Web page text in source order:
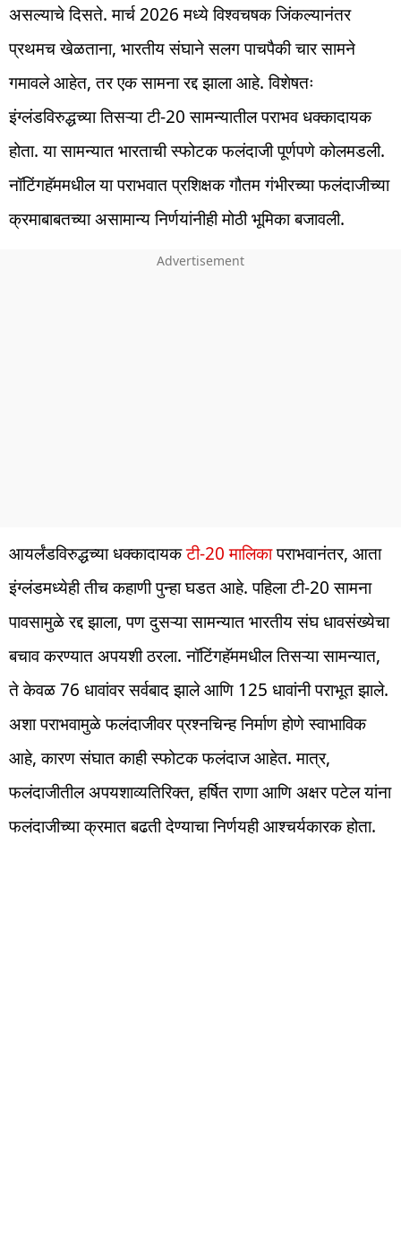
असल्याचे दिसते. मार्च 2026 मध्ये विश्वचषक जिंकल्यानंतर
प्रथमच खेळताना, भारतीय संघाने सलग पाचपैकी चार सामने
गमावले आहेत, तर एक सामना रद्द झाला आहे. विशेषतः
इंग्लंडविरुद्धच्या तिसऱ्या टी-20 सामन्यातील पराभव धक्कादायक
होता. या सामन्यात भारताची स्फोटक फलंदाजी पूर्णपणे कोलमडली.
नॉटिंगहॅममधील या पराभवात प्रशिक्षक गौतम गंभीरच्या फलंदाजीच्या
क्रमाबाबतच्या असामान्य निर्णयांनीही मोठी भूमिका बजावली.
आयर्लंडविरुद्धच्या धक्कादायकटी-20 मालिकापराभवानंतर, आता
इंग्लंडमध्येही तीच कहाणी पुन्हा घडत आहे. पहिला टी-20 सामना
पावसामुळे रद्द झाला, पण दुसऱ्या सामन्यात भारतीय संघ धावसंख्येचा
बचाव करण्यात अपयशी ठरला. नॉटिंगहॅममधील तिसऱ्या सामन्यात,
ते केवळ 76 धावांवर सर्वबाद झाले आणि 125 धावांनी पराभूत झाले.
अशा पराभवामुळे फलंदाजीवर प्रश्नचिन्ह निर्माण होणे स्वाभाविक
आहे, कारण संघात काही स्फोटक फलंदाज आहेत. मात्र,
फलंदाजीतील अपयशाव्यतिरिक्त, हर्षित राणा आणि अक्षर पटेल यांना
फलंदाजीच्या क्रमात बढती देण्याचा निर्णयही आश्चर्यकारक होता.